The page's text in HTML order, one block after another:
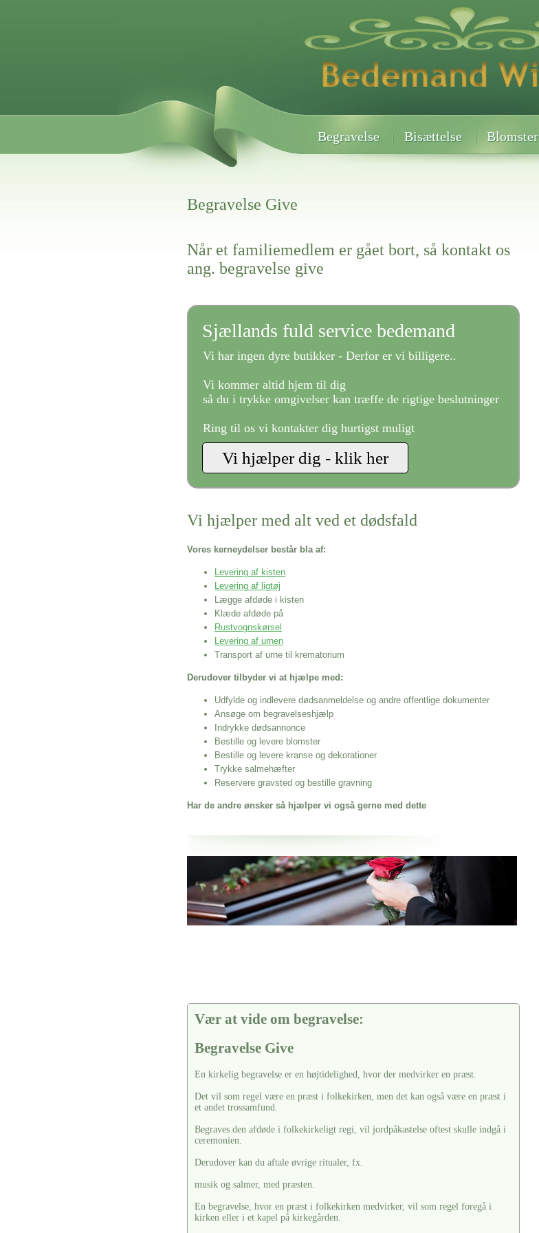
Begravelse Bisættelse Blomster
Begravelse Give
Når et familiemedlem er gået bort, så kontakt os
ang. begravelse give
Sjællands fuld service bedemand
Vi har ingen dyre butikker - Derfor er vi billigere..
Vi kommer altid hjem til dig
så du i trykke omgivelser kan træffe de rigtige beslutninger
Ring til os vi kontakter dig hurtigst muligt
Vi hjælper med alt ved et dødsfald
Vores kerneydelser består bla af:
Levering af kisten
Levering af ligtøj
Lægge afdøde i kisten
Klæde afdøde på
Rustvognskørsel
Levering af urnen
Transport af urne til krematorium
Derudover tilbyder vi at hjælpe med:
Udfylde og indlevere dødsanmeldelse og andre offentlige dokumenter
Ansøge om begravelseshjælp
Indrykke dødsannonce
Bestille og levere blomster
Bestille og levere kranse og dekorationer
Trykke salmehæfter
Reservere gravsted og bestille gravning
Har de andre ønsker så hjælper vi også gerne med dette
Her hos os får du altid en god afslutning når det gælder
Begravelse Give
vi hjælper i alle faser af begravelsel
Vær at vide om begravelse:
Begravelse Give
En kirkelig begravelse er en højtidelighed, hvor der medvirker en præst.
Det vil som regel være en præst i folkekirken, men det kan også være en præst i
et andet trossamfund.
Begraves den afdøde i folkekirkeligt regi, vil jordpåkastelse oftest skulle indgå i
ceremonien.
Derudover kan du aftale øvrige ritualer, fx.
musik og salmer, med præsten.
En begravelse, hvor en præst i folkekirken medvirker, vil som regel foregå i
kirken eller i et kapel på kirkegården.